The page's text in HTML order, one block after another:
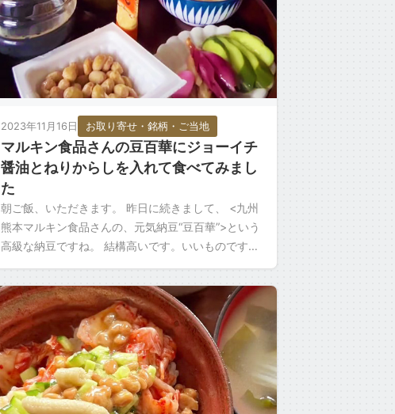
2023年11月16日 お取り寄せ・銘柄・ご当地
マルキン食品さんの豆百華にジョーイチ
醤油とねりからしを入れて食べてみまし
た
朝ご飯、いただきます。 昨日に続きまして、 <九州
熊本マルキン食品さんの、元気納豆“豆百華”>という
高級な納豆ですね。 結構高いです。いいものですね
た時 […]